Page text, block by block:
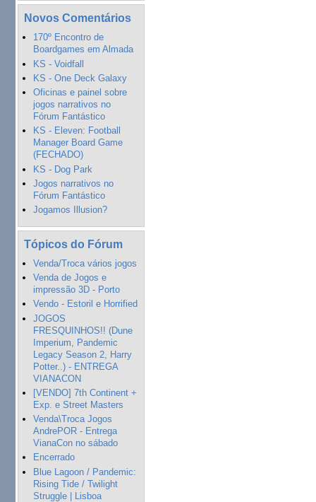
Novos Comentários
170º Encontro de
Boardgames em Almada
KS - Voidfall
KS - One Deck Galaxy
Oficinas e painel sobre
jogos narrativos no
Fórum Fantástico
KS - Eleven: Football
Manager Board Game
(FECHADO)
KS - Dog Park
Jogos narrativos no
Fórum Fantástico
Jogamos Illusion?
Tópicos do Fórum
Venda/Troca vários jogos
Venda de Jogos e
impressão 3D - Porto
Vendo - Estoril e Horrified
JOGOS
FRESQUINHOS!! (Dune
Imperium, Pandemic
Legacy Season 2, Harry
Potter..) - ENTREGA
VIANACON
[VENDO] 7th Continent +
Exp. e Street Masters
Venda\Troca Jogos
AndrePOR - Entrega
VianaCon no sábado
Encerrado
Blue Lagoon / Pandemic:
Rising Tide / Twilight
Struggle | Lisboa